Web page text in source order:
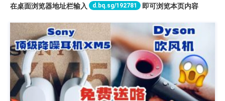
在桌面浏览器地址栏输入
d.bq.sg/192781 即可浏览本页内容